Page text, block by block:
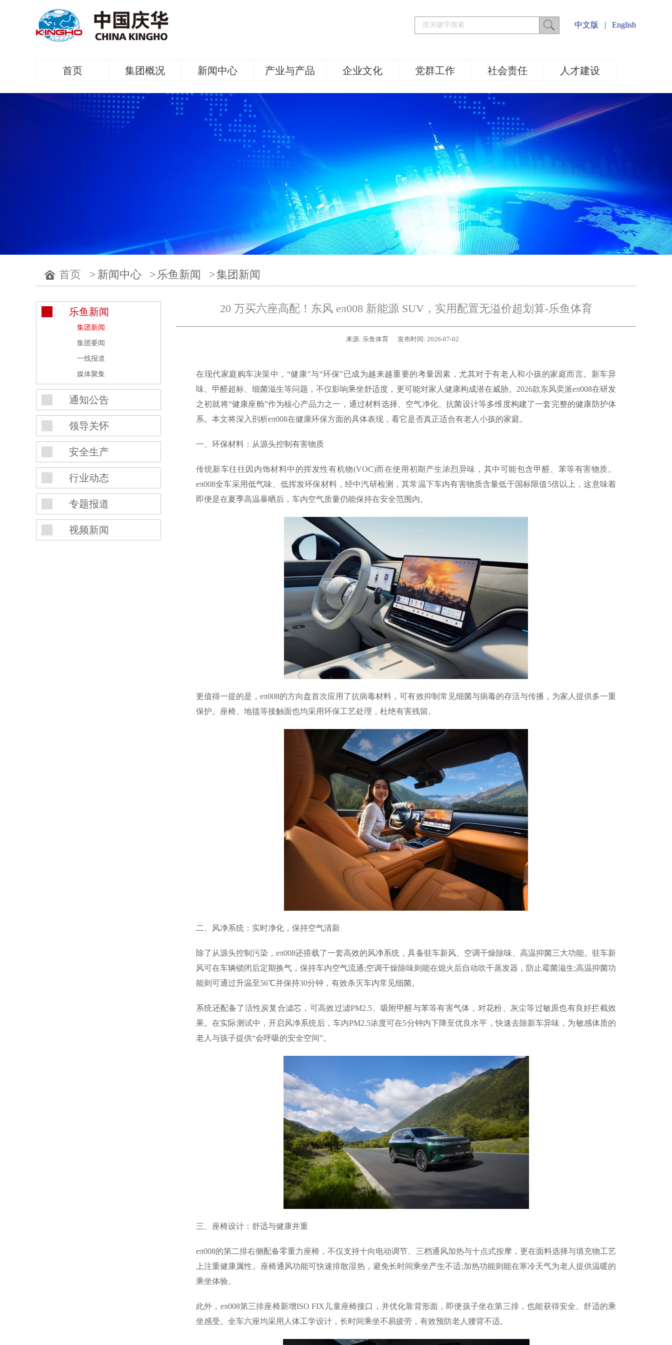
中文版 | English
首页 集团概况 新闻中心 产业与产品 企业文化 党群工作 社会责任 人才建设
首页 > 新闻中心 > 乐鱼新闻 >集团新闻
乐鱼新闻
集团新闻
集团要闻
一线报道
媒体聚集
通知公告
领导关怀
安全生产
行业动态
专题报道
视频新闻
20 万买六座高配！东风 eπ008 新能源 SUV，实用配置无溢价超划算-乐鱼体育
来源: 乐鱼体育 发布时间: 2026-07-02
在现代家庭购车决策中，“健康”与“环保”已成为越来越重要的考量因素，尤其对于有老人和小孩的家庭而言。新车异
味、甲醛超标、细菌滋生等问题，不仅影响乘坐舒适度，更可能对家人健康构成潜在威胁。2026款东风奕派eπ008在研发
之初就将“健康座舱”作为核心产品力之一，通过材料选择、空气净化、抗菌设计等多维度构建了一套完整的健康防护体
系。本文将深入剖析eπ008在健康环保方面的具体表现，看它是否真正适合有老人小孩的家庭。
一、环保材料：从源头控制有害物质
传统新车往往因内饰材料中的挥发性有机物(VOC)而在使用初期产生浓烈异味，其中可能包含甲醛、苯等有害物质。
eπ008全车采用低气味、低挥发环保材料，经中汽研检测，其常温下车内有害物质含量低于国标限值5倍以上，这意味着
即便是在夏季高温暴晒后，车内空气质量仍能保持在安全范围内。
更值得一提的是，eπ008的方向盘首次应用了抗病毒材料，可有效抑制常见细菌与病毒的存活与传播，为家人提供多一重
保护。座椅、地毯等接触面也均采用环保工艺处理，杜绝有害残留。
二、风净系统：实时净化，保持空气清新
除了从源头控制污染，eπ008还搭载了一套高效的风净系统，具备驻车新风、空调干燥除味、高温抑菌三大功能。驻车新
风可在车辆锁闭后定期换气，保持车内空气流通;空调干燥除味则能在熄火后自动吹干蒸发器，防止霉菌滋生;高温抑菌功
能则可通过升温至56℃并保持30分钟，有效杀灭车内常见细菌。
系统还配备了活性炭复合滤芯，可高效过滤PM2.5、吸附甲醛与苯等有害气体，对花粉、灰尘等过敏原也有良好拦截效
果。在实际测试中，开启风净系统后，车内PM2.5浓度可在5分钟内下降至优良水平，快速去除新车异味，为敏感体质的
老人与孩子提供“会呼吸的安全空间”。
三、座椅设计：舒适与健康并重
eπ008的第二排右侧配备零重力座椅，不仅支持十向电动调节、三档通风加热与十点式按摩，更在面料选择与填充物工艺
上注重健康属性。座椅通风功能可快速排散湿热，避免长时间乘坐产生不适;加热功能则能在寒冷天气为老人提供温暖的
乘坐体验。
此外，eπ008第三排座椅新增ISO FIX儿童座椅接口，并优化靠背形面，即便孩子坐在第三排，也能获得安全、舒适的乘
坐感受。全车六座均采用人体工学设计，长时间乘坐不易疲劳，有效预防老人腰背不适。